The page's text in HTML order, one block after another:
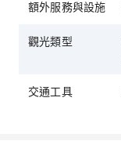
額外服務與設施
觀光類型
交通工具